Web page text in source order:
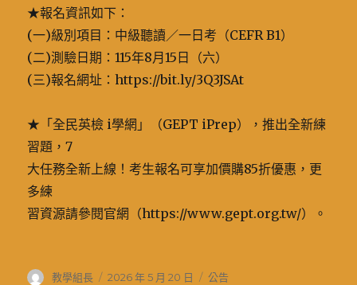
★報名資訊如下：
(一)級別項目：中級聽讀／一日考（CEFR B1）
(二)測驗日期：115年8月15日（六）
(三)報名網址：https://bit.ly/3Q3JSAt
★「全民英檢 i學網」（GEPT iPrep），推出全新練
習題，7
大任務全新上線！考生報名可享加價購85折優惠，更
多練
習資源請參閱官網（https://www.gept.org.tw/）。
作
教學組長
發
2026 年 5 月 20 日
分
公告